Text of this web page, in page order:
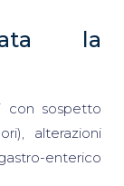
la
con sospetto
alterazioni
enterico